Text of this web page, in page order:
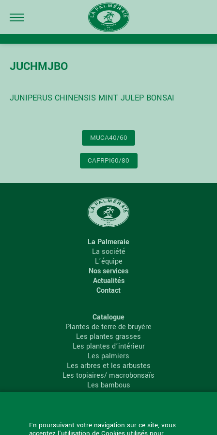
En poursuivant votre navigation sur ce site, vous
JUCHMJBO
JUNIPERUS CHINENSIS MINT JULEP BONSAI
MUCA40/60
CAFRPI60/80
La Palmeraie
La société
L’équipe
Nos services
Actualités
Contact
Catalogue
Plantes de terre de bruyère
Les plantes grasses
Les plantes d’intérieur
Les palmiers
Les arbres et les arbustes
Les topiaires/ macrobonsaïs
Les bambous
Les conifères
La Palmeraie